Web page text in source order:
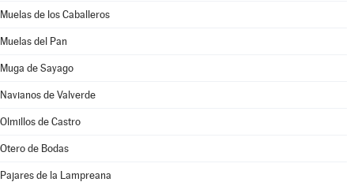
Muelas de los Caballeros
Muelas del Pan
Muga de Sayago
Navianos de Valverde
Olmillos de Castro
Otero de Bodas
Pajares de la Lampreana